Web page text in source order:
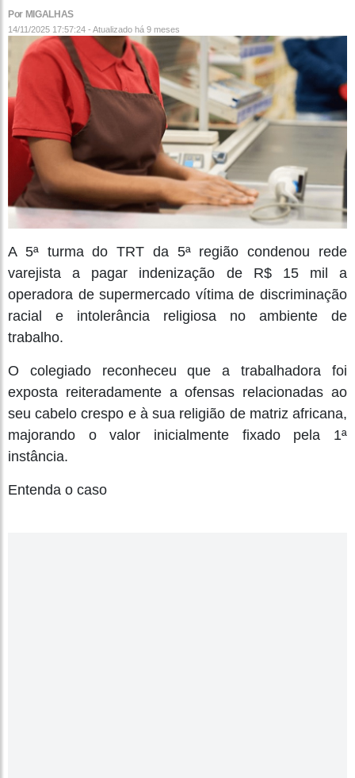
Por MIGALHAS
14/11/2025 17:57:24 - Atualizado há 9 meses
A 5ª turma do TRT da 5ª região condenou rede
varejista a pagar indenização de R$ 15 mil a
operadora de supermercado vítima de discriminação
racial e intolerância religiosa no ambiente de
trabalho.
O colegiado reconheceu que a trabalhadora foi
exposta reiteradamente a ofensas relacionadas ao
seu cabelo crespo e à sua religião de matriz africana,
majorando o valor inicialmente fixado pela 1ª
instância.
Entenda o caso